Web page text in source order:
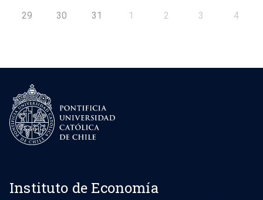
29 30 31 1 2 3 4
Instituto de Economía